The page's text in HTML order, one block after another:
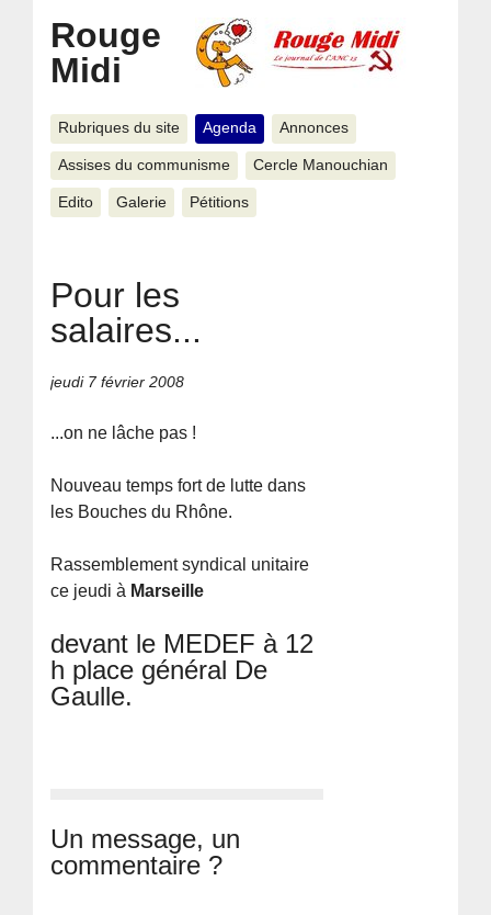
Rouge
Midi
Rubriques du site Agenda Annonces
Assises du communisme Cercle Manouchian
Edito Galerie Pétitions
Pour les
salaires...
jeudi 7 février 2008
...on ne lâche pas !
Nouveau temps fort de lutte dans
les Bouches du Rhône.
Rassemblement syndical unitaire
ce jeudi à Marseille
devant le MEDEF à 12
h place général De
Gaulle.
Un message, un
commentaire ?